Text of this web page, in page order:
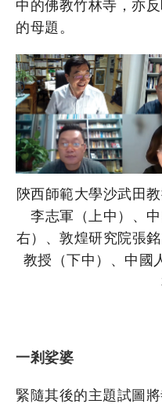
中的佛教竹林寺，亦
的母題。
陝西師範大學沙武田
李志軍（上中）、
右）、敦煌研究院張
教授（下中）、中國
一剎娑婆
緊隨其後的主題試圖